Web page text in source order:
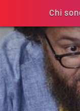
Chi
La Tua Vita
Diventa